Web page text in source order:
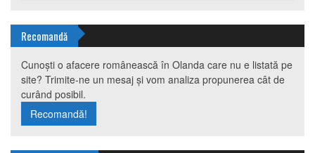
Recomandă
Cunoști o afacere românească în Olanda care nu e listată pe
site? Trimite-ne un mesaj și vom analiza propunerea cât de
curând posibil.
Recomandă!